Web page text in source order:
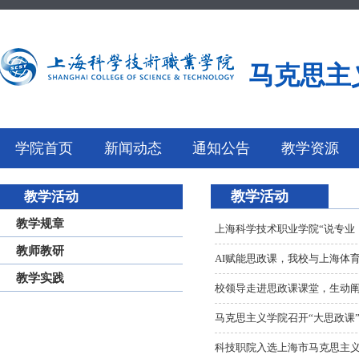
马克思主
学院首页 新闻动态 通知公告 教学资源
教学活动
教学规章
教师教研
教学实践
教学活动
上海科学技术职业学院“说专业
AI赋能思政课，我校与上海体
校领导走进思政课课堂，生动
马克思主义学院召开“大思政
科技职院入选上海市马克思主